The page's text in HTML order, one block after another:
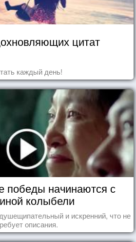
цитат
каждый день!
победы начинаются с
колыбели
и искренний, что не
описания.